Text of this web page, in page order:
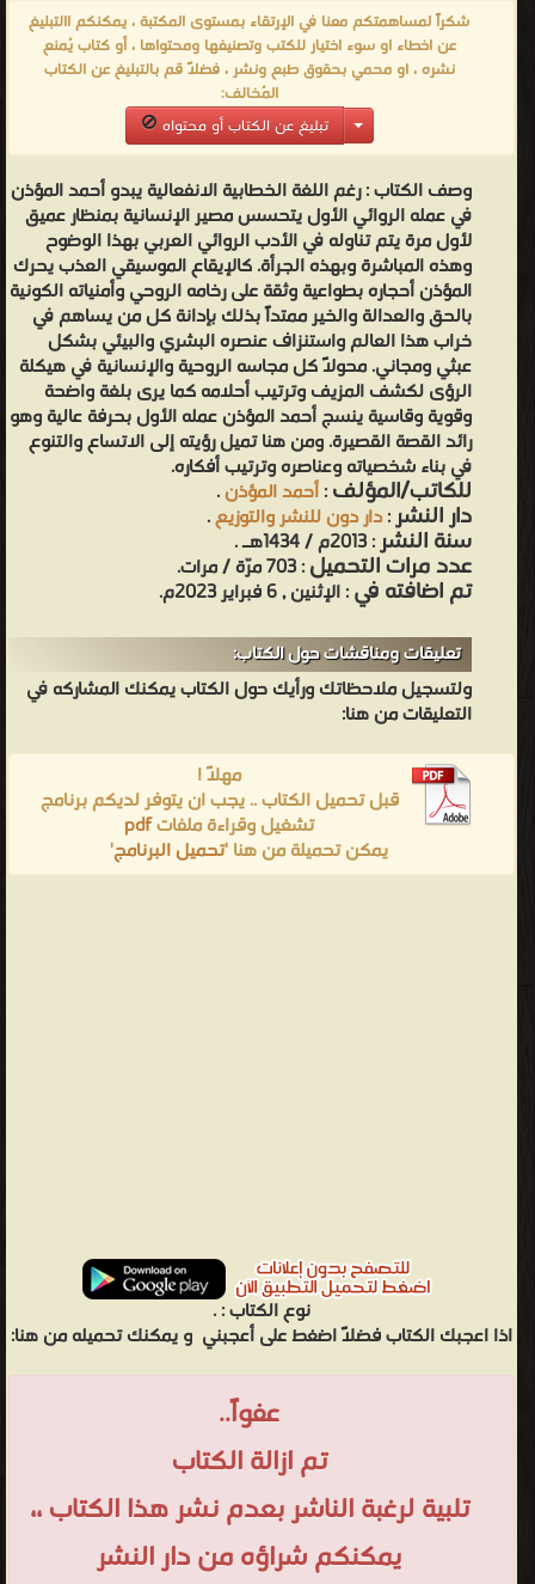
أحمد المؤذن - أحمد محمد محسن حسن المؤذن ويشتهر أحمد المؤذن
(مواليد 8 ديسمبر 1973 في كرزكان، البحرين) هو كاتب بحريني. وهو عضو
في أسرة أدباء وكتاب البحرين، وعضو في مركز كرزكان الثقافي والرياضي،
وعضو في الملتقى الثقافي الأهلي، وعضو مؤسس في صفحة ملتقى
الشباب الثقافي في جريدة أخبار الخليج، ومؤسس في مسرح الريف في
البحرين. ا ختيرت بعض أعماله القصصية وتم تحويلها لمسرحيات وأفلام
قصيرة، كما اختارت وزارة التربية و التعليم البحرينية قصة «الدكان» من
مجموعته «أنثى لا تحب المطر» لتكون ضمن منهج اللغة العربية للمرحلة
الثانوية عام 2010. ❰ له مجموعة من الإنجازات والمؤلفات أبرزها ❞ أين
أختفى الأرنب بسبوس ❝ ❞ وجوه متورطة ❝ ❞ فزاعة بوجه الريح: كاكاشي
❝ ❞ أنت الحزن الأول ❝ ❞ سر البانوش المهجور ❝ ❞ اعترافات البيدق الأخير
❝ ❞ وترقصين ❝ ❞ من غابات الأسمنت ❝ ❞ الركض في شهوة النار ❝
الناشرين : ❞ جميع الحقوق محفوظة للمؤلف ❝ ❞ دار دون للنشر والتوزيع
❝ ❞ ديوان العرب للنشر و التوزيع ❝ ❞ أبجد للترجمة والنشر والتوزيع ❝ ❞
بوفار للنشر والتوزيع ❝ ❞ دار بسمة للنشر الإلكتروني ❝ ❞ دار فراديس
للنشر والتوزيع ❝ ❞ دار ومكتبة رؤى للنشر ❝ ❞ أسرة الأدباء والكتاب في
البحرين ❝ ❱
من كتب الروايات والقصص - مكتبة القصص والروايات والمجلّات.
شكراً لمساهمتكم معنا في الإرتقاء بمستوى المكتبة ، يمكنكم االتبليغ
عن اخطاء او سوء اختيار للكتب وتصنيفها ومحتواها ، أو كتاب يُمنع
نشره ، او محمي بحقوق طبع ونشر ، فضلاً قم بالتبليغ عن الكتاب
المُخالف:
تبليغ عن الكتاب أو محتواه
وصف الكتاب :رغم اللغة الخطابية الانفعالية يبدو أحمد المؤذن
في عمله الروائي الأول يتحسس مصير الإنسانية بمنظار عميق
لأول مرة يتم تناوله في الأدب الروائي العربي بهذا الوضوح
وهذه المباشرة وبهذه الجرأة. كالإيقاع الموسيقي العذب يحرك
المؤذن أحجاره بطواعية وثقة على رخامه الروحي وأمنياته الكونية
بالحق والعدالة والخير ممتداً بذلك بإدانة كل من يساهم في
خراب هذا العالم واستنزاف عنصره البشري والبيئي بشكل
عبثي ومجاني. محولاً كل مجاسه الروحية والإنسانية في هيكلة
الرؤى لكشف المزيف وترتيب أحلامه كما يرى بلغة واضحة
وقوية وقاسية ينسج أحمد المؤذن عمله الأول بحرفة عالية وهو
رائد القصة القصيرة. ومن هنا تميل رؤيته إلى الاتساع والتنوع
في بناء شخصياته وعناصره وترتيب أفكاره.
للكاتب/المؤلف:أحمد المؤذن.
دار النشر:دار دون للنشر والتوزيع.
سنة النشر: 2013م / 1434هـ .
عدد مرات التحميل: 703 مرّة / مرات.
تم اضافته في: الإثنين , 6 فبراير 2023م.
تعليقات ومناقشات حول الكتاب:
ولتسجيل ملاحظاتك ورأيك حول الكتاب يمكنك المشاركه في
التعليقات من هنا:
مهلاً !
قبل تحميل الكتاب .. يجب ان يتوفر لديكم برنامج
تشغيل وقراءة ملفاتpdf
يمكن تحميلة من هنا 'تحميل البرنامج'
نوع الكتاب :.
اذا اعجبك الكتاب فضلاً اضغط على أعجبني و يمكنك تحميله من هنا:
عفواً..
تم ازالة الكتاب
تلبية لرغبة الناشر بعدم نشر هذا الكتاب ،،
يمكنكم شراؤه من دار النشر